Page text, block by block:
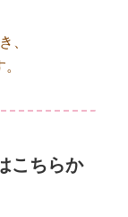
、
こちらか